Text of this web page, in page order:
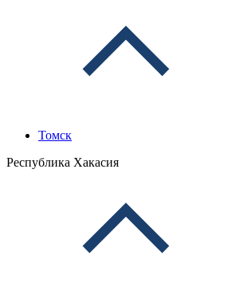
Томск
Республика Хакасия